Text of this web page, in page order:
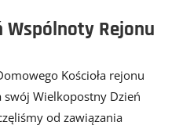
Rejonu
Kościoła rejonu
swój Wielkopostny Dzień
od zawiązania